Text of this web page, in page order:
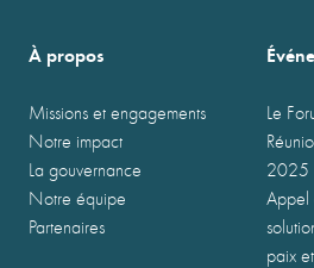
À propos
Missions et engagements
Notre impact
La gouvernance
Notre équipe
Partenaires
Le
2025
Appel
paix